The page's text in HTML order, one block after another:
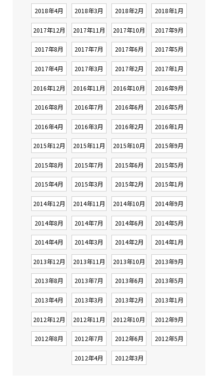
2018年4月 2018年3月 2018年2月 2018年1月
2017年12月 2017年11月 2017年10月 2017年9月
2017年8月 2017年7月 2017年6月 2017年5月
2017年4月 2017年3月 2017年2月 2017年1月
2016年12月 2016年11月 2016年10月 2016年9月
2016年8月 2016年7月 2016年6月 2016年5月
2016年4月 2016年3月 2016年2月 2016年1月
2015年12月 2015年11月 2015年10月 2015年9月
2015年8月 2015年7月 2015年6月 2015年5月
2015年4月 2015年3月 2015年2月 2015年1月
2014年12月 2014年11月 2014年10月 2014年9月
2014年8月 2014年7月 2014年6月 2014年5月
2014年4月 2014年3月 2014年2月 2014年1月
2013年12月 2013年11月 2013年10月 2013年9月
2013年8月 2013年7月 2013年6月 2013年5月
2013年4月 2013年3月 2013年2月 2013年1月
2012年12月 2012年11月 2012年10月 2012年9月
2012年8月 2012年7月 2012年6月 2012年5月
2012年4月 2012年3月